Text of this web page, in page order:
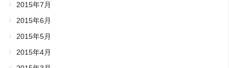
2015年7月
2015年6月
2015年5月
2015年4月